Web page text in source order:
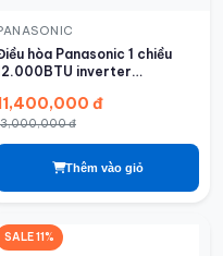
hòa Panasonic 1 chiều
inverter
đ
đ
Thêm vào giỏ
SALE 11%